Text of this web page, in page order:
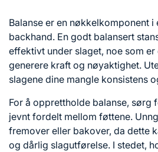
Balanse er en nøkkelkomponent
backhand. En godt balansert
effektivt under slaget, noe som er
generere kraft og nøyaktighet.
slagene dine mangle konsistens
For å opprettholde balanse, sørg
jevnt fordelt mellom føttene.
fremover eller bakover, da dette
og dårlig slagutførelse. I stedet,